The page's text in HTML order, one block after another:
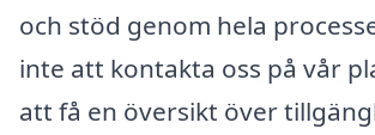
och stöd genom hela
inte att kontakta oss på vår
att få en översikt över